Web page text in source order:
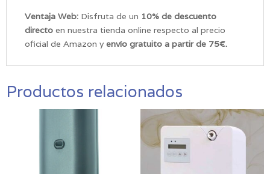
Ventaja Web: Disfruta de un 10% de descuento
directo en nuestra tienda online respecto al precio
oficial de Amazon yenvío gratuito a partir de 75€.
Productos relacionados